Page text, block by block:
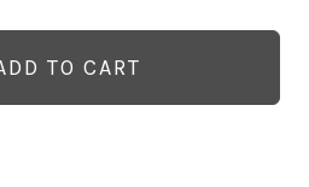
TO CART